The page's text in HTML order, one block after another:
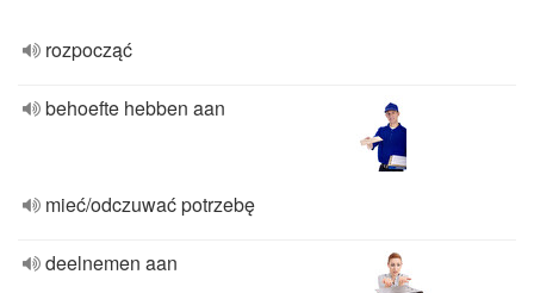
rozpocząć
behoefte hebben aan
mieć/odczuwać potrzebę
deelnemen aan